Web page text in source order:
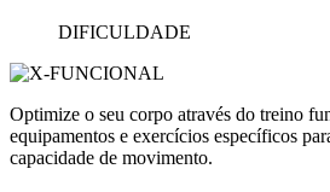
DIFICULDADE
Optimize o seu corpo através do treino
equipamentos e exercícios específicos
capacidade de movimento.